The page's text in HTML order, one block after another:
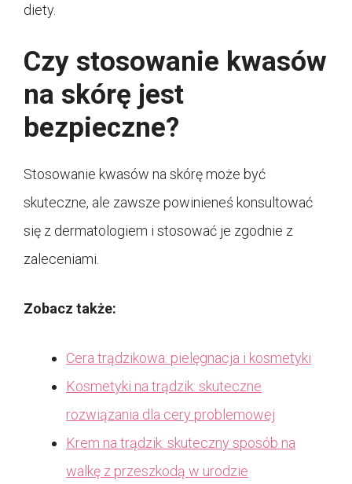
diety.
Czy stosowanie kwasów
na skórę jest
bezpieczne?
Stosowanie kwasów na skórę może być
skuteczne, ale zawsze powinieneś konsultować
się z dermatologiem i stosować je zgodnie z
zaleceniami.
Zobacz także:
Cera trądzikowa: pielęgnacja i kosmetyki
Kosmetyki na trądzik: skuteczne
rozwiązania dla cery problemowej
Krem na trądzik: skuteczny sposób na
walkę z przeszkodą w urodzie